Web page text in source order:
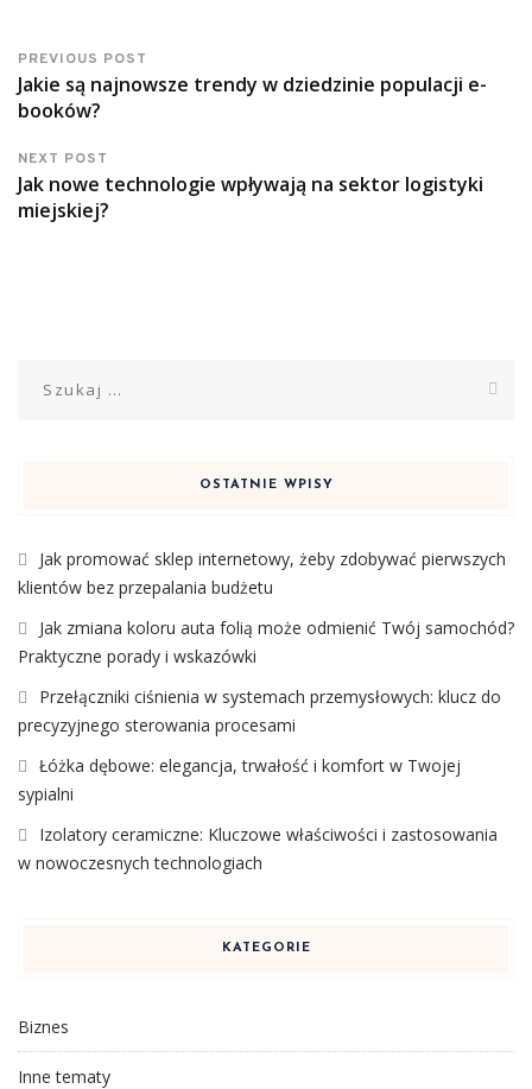
PREVIOUS POST
Jakie są najnowsze trendy w dziedzinie populacji e-
booków?
NEXT POST
Jak nowe technologie wpływają na sektor logistyki
miejskiej?
OSTATNIE WPISY
Jak promować sklep internetowy, żeby zdobywać pierwszych
klientów bez przepalania budżetu
Jak zmiana koloru auta folią może odmienić Twój samochód?
Praktyczne porady i wskazówki
Przełączniki ciśnienia w systemach przemysłowych: klucz do
precyzyjnego sterowania procesami
Łóżka dębowe: elegancja, trwałość i komfort w Twojej
sypialni
Izolatory ceramiczne: Kluczowe właściwości i zastosowania
w nowoczesnych technologiach
KATEGORIE
Biznes
Inne tematy